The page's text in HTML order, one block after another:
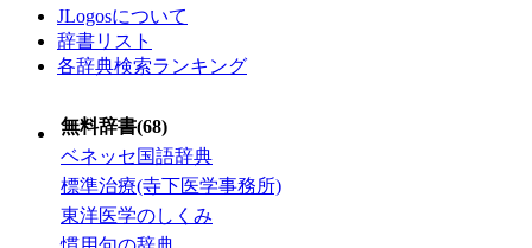
JLogosについて
辞書リスト
各辞典検索ランキング
無料辞書(68)
ベネッセ国語辞典
標準治療(寺下医学事務所)
東洋医学のしくみ